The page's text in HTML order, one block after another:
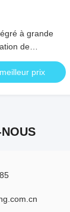
à grande
de
comestible de
pompe haut
prix